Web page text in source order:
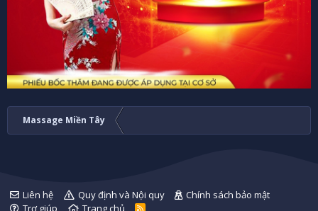
Massage Miền Tây
Liên hệ Quy định và Nội quy
Chính sách bảo mật
Trợ giúp
Trang chủ
R